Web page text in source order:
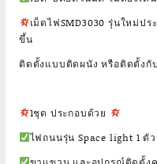
เม็ดไฟSMD3030 รุ่นใหม่ป
ขึ้น
ติดตั้งแบบติดผนัง หรือติดตั้งกั
1ชุด ประกอบด้วย
ไฟถนนรุ่น Space light 1 ตัว